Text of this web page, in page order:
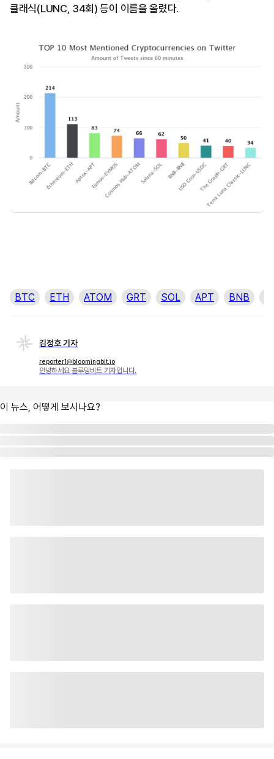
클래식(LUNC, 34회) 등이 이름을 올렸다.
BTC ETH ATOM GRT SOL APT BNB
김정호 기자
reporter1@bloomingbit.io
안녕하세요 블루밍비트 기자입니다.
이 뉴스, 어떻게 보시나요?